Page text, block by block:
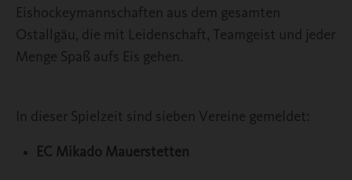
Eishockeymannschaften aus dem gesamten
Ostallgäu, die mit Leidenschaft, Teamgeist und jeder
Menge Spaß aufs Eis gehen.
In dieser Spielzeit sind sieben Vereine gemeldet:
EC Mikado Mauerstetten